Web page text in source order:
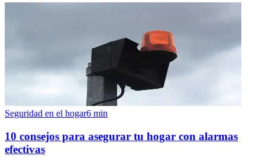
Seguridad en el hogar6 min
10 consejos para asegurar tu hogar con alarmas
efectivas